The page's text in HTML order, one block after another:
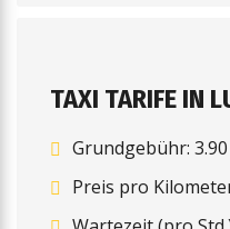
TAXI TARIFE IN
Grundgebühr:
Preis pro